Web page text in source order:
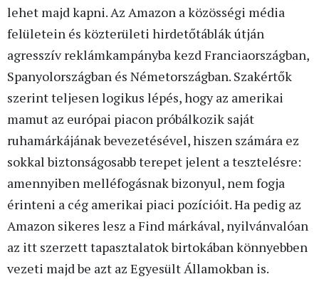
lehet majd kapni. Az Amazon a közösségi média
felületein és közterületi hirdetőtáblák útján
agresszív reklámkampányba kezd Franciaországban,
Spanyolországban és Németországban. Szakértők
szerint teljesen logikus lépés, hogy az amerikai
mamut az európai piacon próbálkozik saját
ruhamárkájának bevezetésével, hiszen számára ez
sokkal biztonságosabb terepet jelent a tesztelésre:
amennyiben melléfogásnak bizonyul, nem fogja
érinteni a cég amerikai piaci pozícióit. Ha pedig az
Amazon sikeres lesz a Find márkával, nyilvánvalóan
az itt szerzett tapasztalatok birtokában könnyebben
vezeti majd be azt az Egyesült Államokban is.